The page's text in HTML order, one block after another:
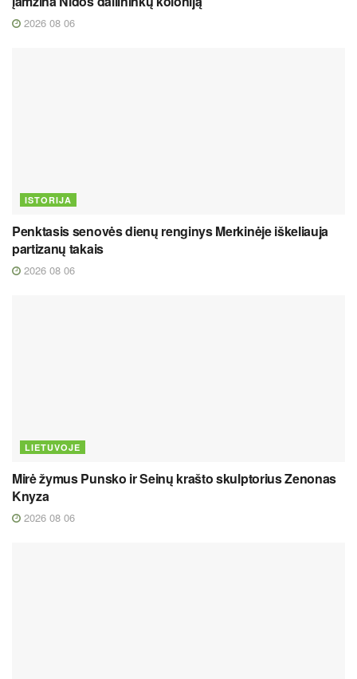
2026 08 06
ISTORIJA
Penktasis senovės dienų renginys Merkinėje iškeliauja
partizanų takais
2026 08 06
LIETUVOJE
Mirė žymus Punsko ir Seinų krašto skulptorius Zenonas
Knyza
2026 08 06